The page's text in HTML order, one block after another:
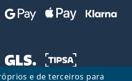
e de terceiros para